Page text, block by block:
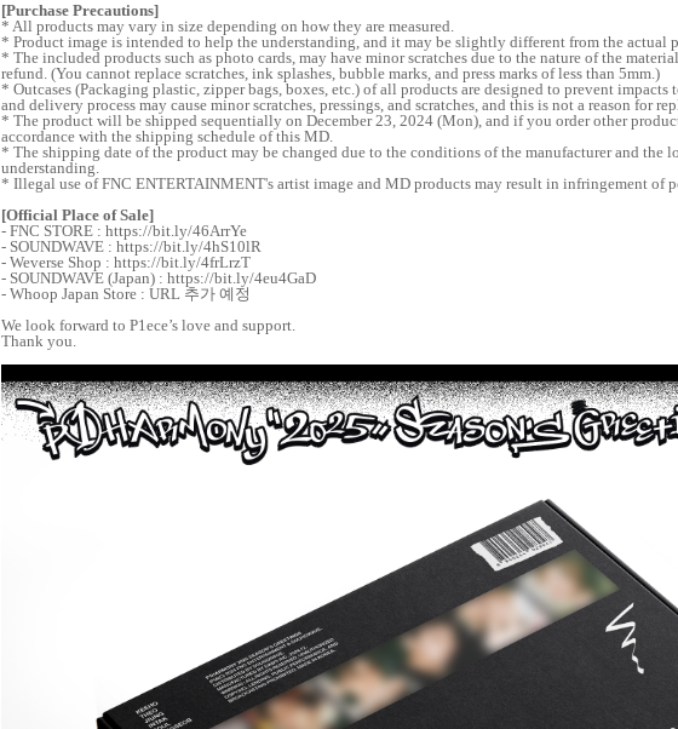
[Purchase Precautions]
* All products may vary in size depending on how they are measured.
* Product image is intended to help the understanding, and it may be slightly different from the actual
* The included products such as photo cards, may have minor scratches due to the nature of the
refund. (You cannot replace scratches, ink splashes, bubble marks, and press marks of less than 5mm.)
* Outcases (Packaging plastic, zipper bags, boxes, etc.) of all products are designed to prevent
and delivery process may cause minor scratches, pressings, and scratches, and this is not a reason for
* The product will be shipped sequentially on December 23, 2024 (Mon), and if you order other
accordance with the shipping schedule of this MD.
* The shipping date of the product may be changed due to the conditions of the manufacturer and the
understanding.
* Illegal use of FNC ENTERTAINMENT's artist image and MD products may result in infringement of
[Official Place of Sale]
- FNC STORE : https://bit.ly/46ArrYe
- SOUNDWAVE : https://bit.ly/4hS10lR
- Weverse Shop : https://bit.ly/4frLrzT
- SOUNDWAVE (Japan) : https://bit.ly/4eu4GaD
- Whoop Japan Store : URL 추가 예정
We look forward to P1ece’s love and support.
Thank you.